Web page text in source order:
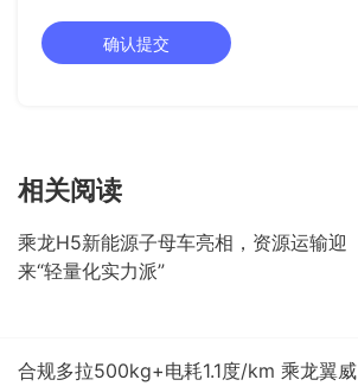
相关阅读
乘龙H5新能源子母车亮相，资源运输迎
来“轻量化实力派”
合规多拉500kg+电耗1.1度/km 乘龙翼威